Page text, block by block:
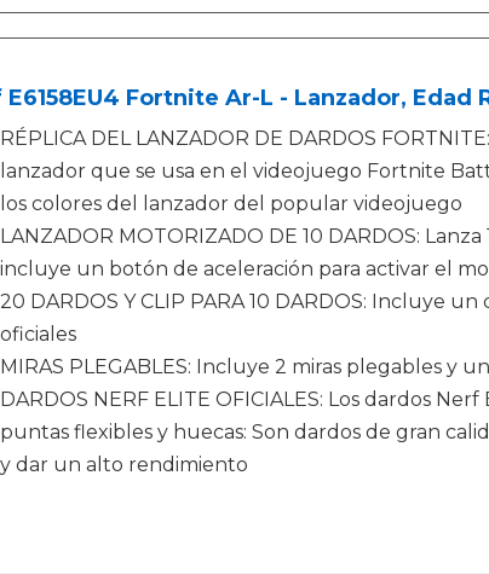
E6158EU4 Fortnite Ar-L - Lanzador, Edad
RÉPLICA DEL LANZADOR DE DARDOS
lanzador que se usa en el videojuego Fortnite
los colores del lanzador del popular videojuego
LANZADOR MOTORIZADO DE 10 DARDOS:
incluye un botón de aceleración para activar el
20 DARDOS Y CLIP PARA 10 DARDOS: Incluye
oficiales
MIRAS PLEGABLES: Incluye 2 miras plegables y
DARDOS NERF ELITE OFICIALES: Los dardos
puntas flexibles y huecas: Son dardos de gran
y dar un alto rendimiento